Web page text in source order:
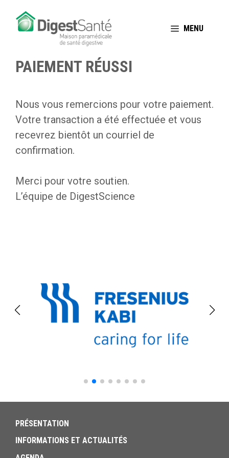
MENU
PAIEMENT RÉUSSI
Nous vous remercions pour votre paiement.
Votre transaction a été effectuée et vous
recevrez bientôt un courriel de
confirmation.
Merci pour votre soutien.
L’équipe de DigestScience
PRÉSENTATION
INFORMATIONS ET ACTUALITÉS